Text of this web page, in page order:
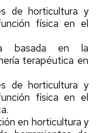
de horticultura y
física en el
basada en la
terapéutica en
de horticultura y
física en el
en horticultura y